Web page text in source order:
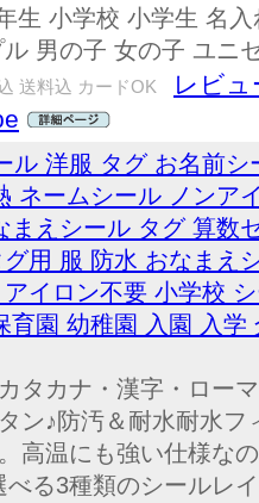
生 小学校 小学生 名
男の子 女の子 ユニ
送料込 カードOK
レビュ
ル 洋服 タグ お名前
ネームシール ノンア
まえシール タグ 算数
用 服 防水 おなまえ
イロン不要 小学校
育園 幼稚園 入園 入
タカナ・漢字・ロー
ン♪防汚＆耐水耐水
高温にも強い仕様な
べる3種類のシールレ